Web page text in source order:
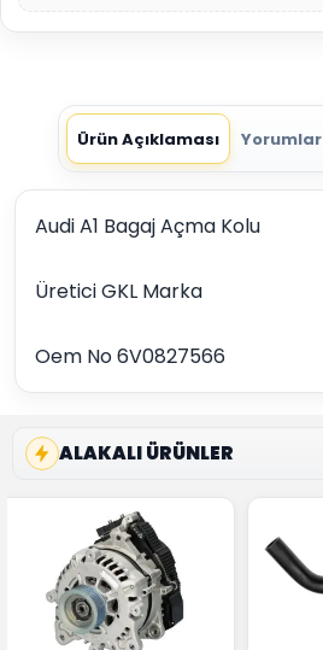
Ürün Açıklaması Yorumlar
Audi A1 Bagaj Açma Kolu
Üretici GKL Marka
Oem No 6V0827566
ALAKALI ÜRÜNLER